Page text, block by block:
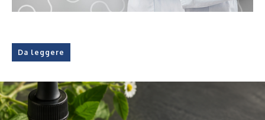
Da leggere